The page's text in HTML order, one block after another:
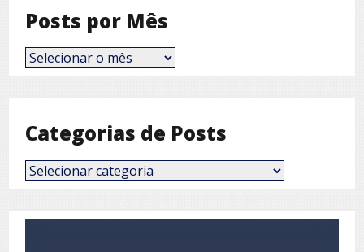
Posts por Mês
Posts
por
Categorias de Posts
Categorias
de